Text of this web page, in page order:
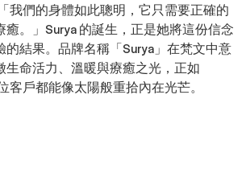
我們的身體如此聰明，它只需要正確的
癒。」Surya 的誕生，正是她將這份信念
的結果。品牌名稱「Surya」在梵文中意
生命活力、溫暖與療癒之光，正如
客戶都能像太陽般重拾內在光芒。